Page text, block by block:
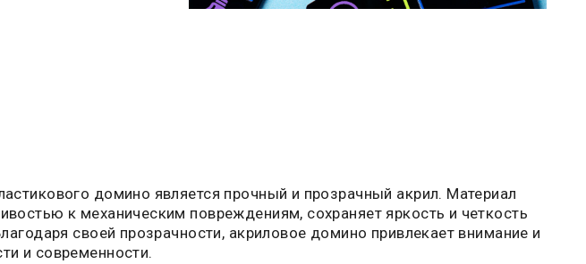
домино является прочный и прозрачный акрил. Материал
к механическим повреждениям, сохраняет яркость и четкость
своей прозрачности, акриловое домино привлекает внимание и
и современности.